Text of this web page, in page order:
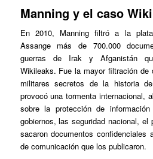
Manning y el caso
En 2010, Manning filtró a la
Assange más de 700.000
guerras de Irak y Afganistán
Wikileaks. Fue la mayor filtración de
militares secretos de la historia
provocó una tormenta internacional,
sobre la protección de
gobiernos, las seguridad nacional, el
sacaron documentos
de comunicación que los publicaron.